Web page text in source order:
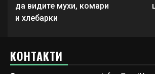
да видите мухи, комари
и хлебарки
КОНТАКТИ